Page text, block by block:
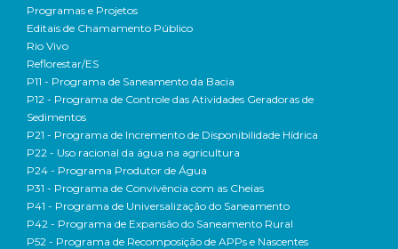
Programas e Projetos
Editais de Chamamento Público
Rio Vivo
Reflorestar/ES
P11 - Programa de Saneamento da Bacia
P12 - Programa de Controle das Atividades Geradoras de
Sedimentos
P21 - Programa de Incremento de Disponibilidade Hídrica
P22 - Uso racional da água na agricultura
P24 - Programa Produtor de Água
P31 - Programa de Convivência com as Cheias
P41 - Programa de Universalização do Saneamento
P42 - Programa de Expansão do Saneamento Rural
P52 - Programa de Recomposição de APPs e Nascentes